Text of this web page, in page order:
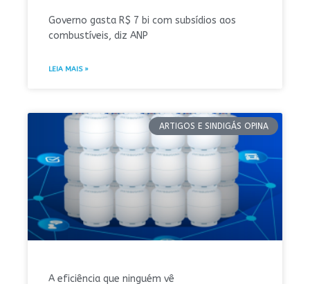
Governo gasta R$ 7 bi com subsídios aos
combustíveis, diz ANP
LEIA MAIS »
ARTIGOS E SINDIGÁS OPINA
A eficiência que ninguém vê